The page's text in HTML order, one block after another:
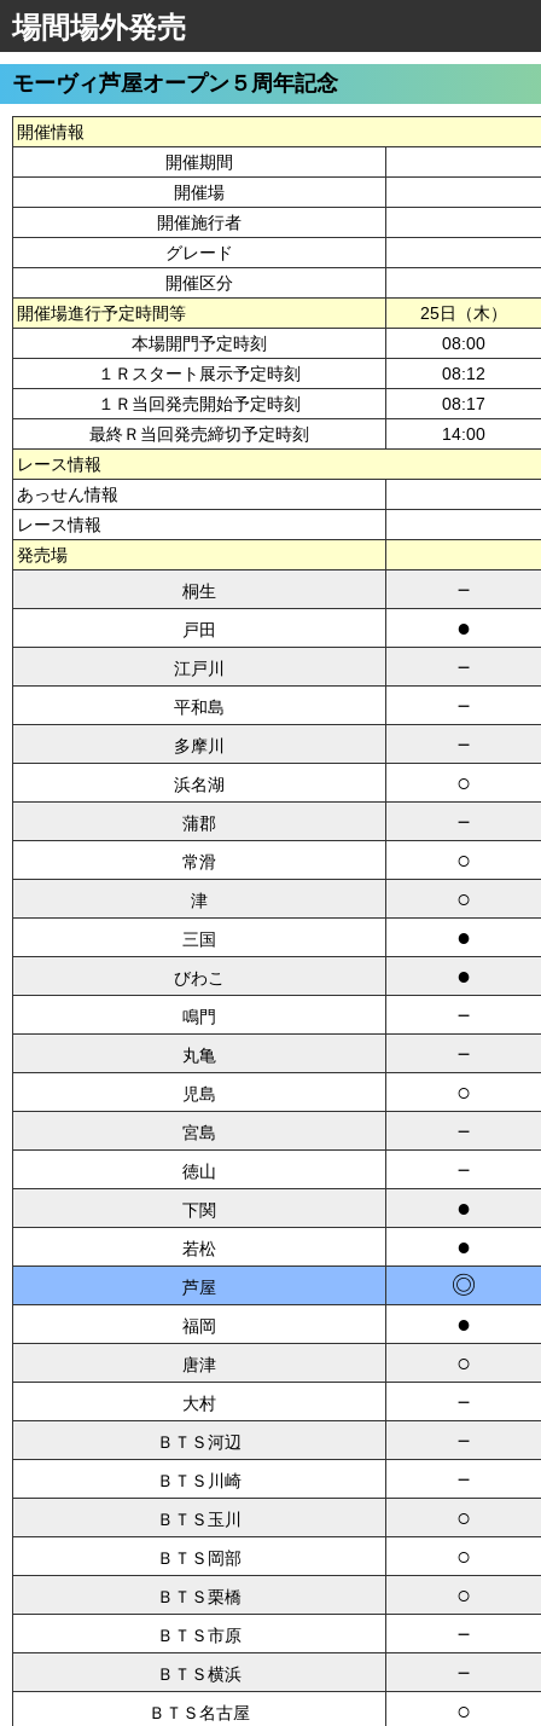
場間場外発売
モーヴィ芦屋オープン５周年記念
開催情報
開催期間
開催場
開催施行者
グレード
開催区分
開催場進行予定時間等
25日（木）
本場開門予定時刻
08:00
１Ｒスタート展示予定時刻
08:12
１Ｒ当回発売開始予定時刻
08:17
最終Ｒ当回発売締切予定時刻
14:00
レース情報
あっせん情報
レース情報
発売場
桐生
－
戸田 ●
江戸川 －
平和島 －
多摩川 －
浜名湖 ○
蒲郡 －
常滑 ○
津 ○
三国 ●
びわこ ●
鳴門 －
丸亀 －
児島 ○
宮島 －
徳山 －
下関 ●
若松 ●
芦屋 ◎
福岡 ●
唐津 ○
大村 －
ＢＴＳ河辺 －
ＢＴＳ川崎 －
ＢＴＳ玉川 ○
ＢＴＳ岡部 ○
ＢＴＳ栗橋 ○
ＢＴＳ市原 －
ＢＴＳ横浜 －
ＢＴＳ名古屋 ○